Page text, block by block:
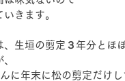
きます。
生垣の剪定３年分とほぼ
に年末に松の剪定だけし